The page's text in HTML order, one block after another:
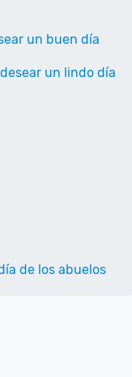
un buen día
un lindo día
de los abuelos